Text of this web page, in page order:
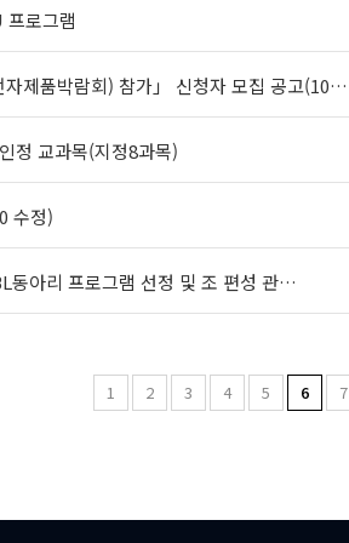
로그램
제품박람회) 참가」 신청자 모집 공고(10…
정 교과목(지정8과목)
수정)
동아리 프로그램 선정 및 조 편성 관…
1 2 3 4 5 6 7